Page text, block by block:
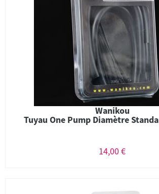
Wanikou
Tuyau One Pump Diamètre
14,00 €